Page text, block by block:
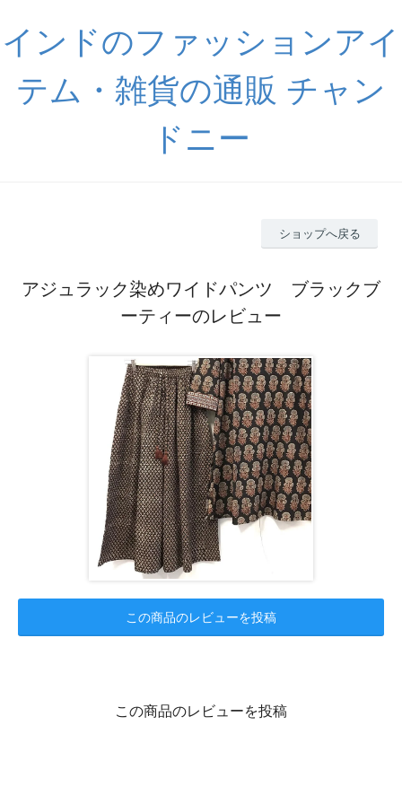
インドのファッションアイ
テム・雑貨の通販 チャン
ドニー
ショップへ戻る
アジュラック染めワイドパンツ ブラックブ
ーティーのレビュー
この商品のレビューを投稿
この商品のレビューを投稿